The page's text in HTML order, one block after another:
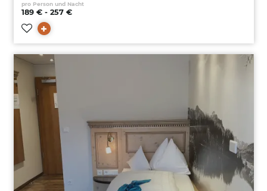
pro Person und Nacht
189 € - 257 €